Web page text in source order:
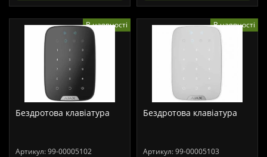
В наявності
Бездротова клавіатура
Артикул:99-00005102
В наявності
Бездротова клавіатура
Артикул:99-00005103